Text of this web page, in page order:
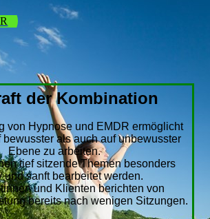
der Kombination
von Hypnose und EMDR ermöglicht
bewusster als auch auf unbewusster
Ebene zu arbeiten.
tief sitzende Themen besonders
und sanft bearbeitet werden.
und Klienten berichten von
bereits nach wenigen Sitzungen.